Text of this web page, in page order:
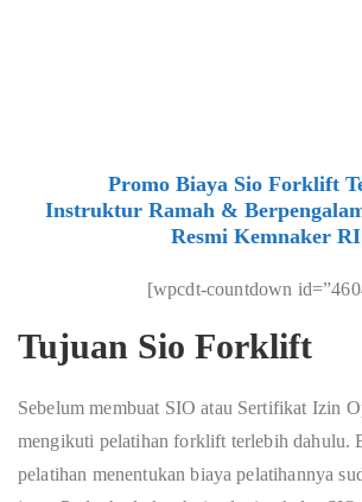
Promo Biaya Sio Forklift
Instruktur Ramah &
Resmi Kemnaker RI
[wpcdt-countdown
Tujuan Sio Forklift
Sebelum membuat SIO atau Sertifikat Izin
mengikuti pelatihan forklift terlebih dahulu.
pelatihan menentukan biaya pelatihannya